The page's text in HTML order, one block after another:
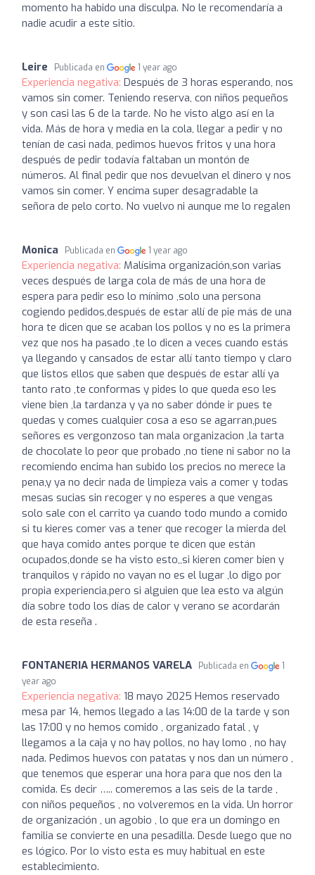
momento ha habido una disculpa. No le recomendaría a
nadie acudir a este sitio.
Leire Publicada en 1 year ago
Experiencia negativa: Después de 3 horas esperando, nos
vamos sin comer. Teniendo reserva, con niños pequeños
y son casi las 6 de la tarde. No he visto algo así en la
vida. Más de hora y media en la cola, llegar a pedir y no
tenían de casi nada, pedimos huevos fritos y una hora
después de pedir todavía faltaban un montón de
números. Al final pedir que nos devuelvan el dinero y nos
vamos sin comer. Y encima super desagradable la
señora de pelo corto. No vuelvo ni aunque me lo regalen
Monica Publicada en 1 year ago
Experiencia negativa: Malísima organización,son varias
veces después de larga cola de más de una hora de
espera para pedir eso lo mínimo ,solo una persona
cogiendo pedidos,después de estar allí de pie más de una
hora te dicen que se acaban los pollos y no es la primera
vez que nos ha pasado ,te lo dicen a veces cuando estás
ya llegando y cansados de estar allí tanto tiempo y claro
que listos ellos que saben que después de estar allí ya
tanto rato ,te conformas y pides lo que queda eso les
viene bien ,la tardanza y ya no saber dónde ir pues te
quedas y comes cualquier cosa a eso se agarran,pues
señores es vergonzoso tan mala organizacion ,la tarta
de chocolate lo peor que probado ,no tiene ni sabor no la
recomiendo encima han subido los precios no merece la
pena,y ya no decir nada de limpieza vais a comer y todas
mesas sucias sin recoger y no esperes a que vengas
solo sale con el carrito ya cuando todo mundo a comido
si tu kieres comer vas a tener que recoger la mierda del
que haya comido antes porque te dicen que están
ocupados,donde se ha visto esto,,si kieren comer bien y
tranquilos y rápido no vayan no es el lugar ,lo digo por
propia experiencia,pero si alguien que lea esto va algún
día sobre todo los días de calor y verano se acordarán
de esta reseña .
FONTANERIA HERMANOS VARELA Publicada en
1
year ago
Experiencia negativa: 18 mayo 2025 Hemos reservado
mesa par 14, hemos llegado a las 14:00 de la tarde y son
las 17:00 y no hemos comido , organizado fatal , y
llegamos a la caja y no hay pollos, no hay lomo , no hay
nada. Pedimos huevos con patatas y nos dan un número ,
que tenemos que esperar una hora para que nos den la
comida. Es decir ….. comeremos a las seis de la tarde ,
con niños pequeños , no volveremos en la vida. Un horror
de organización , un agobio , lo que era un domingo en
familia se convierte en una pesadilla. Desde luego que no
es lógico. Por lo visto esta es muy habitual en este
establecimiento.